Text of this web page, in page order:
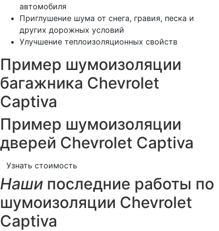
автомобиля
Приглушение шума от снега, гравия, песка и
других дорожных условий
Улучшение теплоизоляционных свойств
Пример шумоизоляции
багажника Chevrolet
Captiva
Пример шумоизоляции
дверей Chevrolet Captiva
Узнать стоимость
Наши последние работы по
шумоизоляции Chevrolet
Captiva